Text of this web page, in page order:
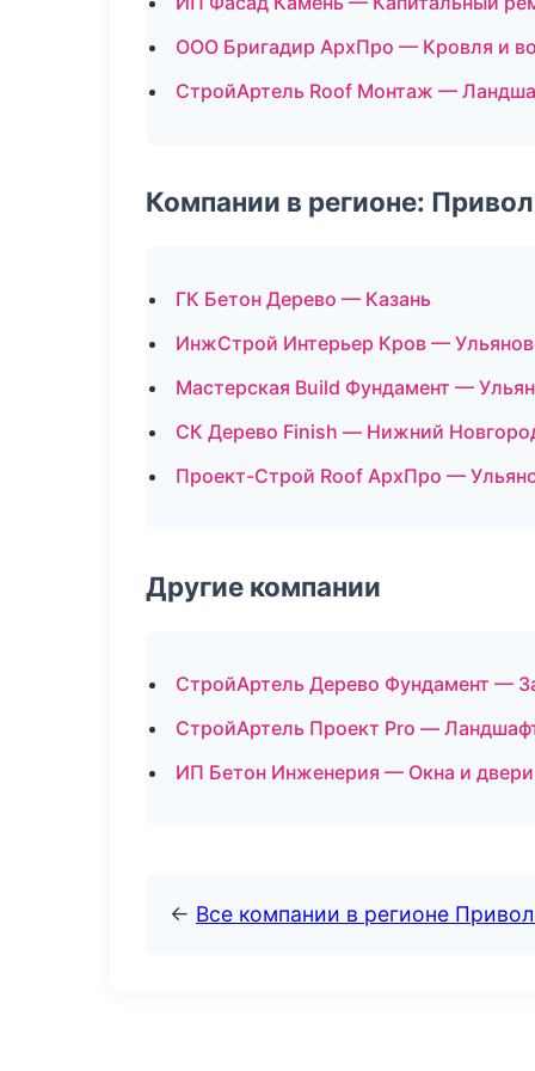
ООО Бригадир АрхПро — Кровля и
СтройАртель Roof Монтаж —
Компании в регионе:
ГК Бетон Дерево — Казань
ИнжСтрой Интерьер Кров —
Мастерская Build Фундамент —
СК Дерево Finish — Нижний
Проект-Строй Roof АрхПро —
Другие компании
СтройАртель Дерево Фундамент —
СтройАртель Проект Pro —
ИП Бетон Инженерия — Окна и
← Все компании в регионе